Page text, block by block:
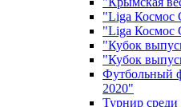
"Liga Космос
"Liga Космос
"Кубок
"Кубок
Футбольный
2020"
Турнир